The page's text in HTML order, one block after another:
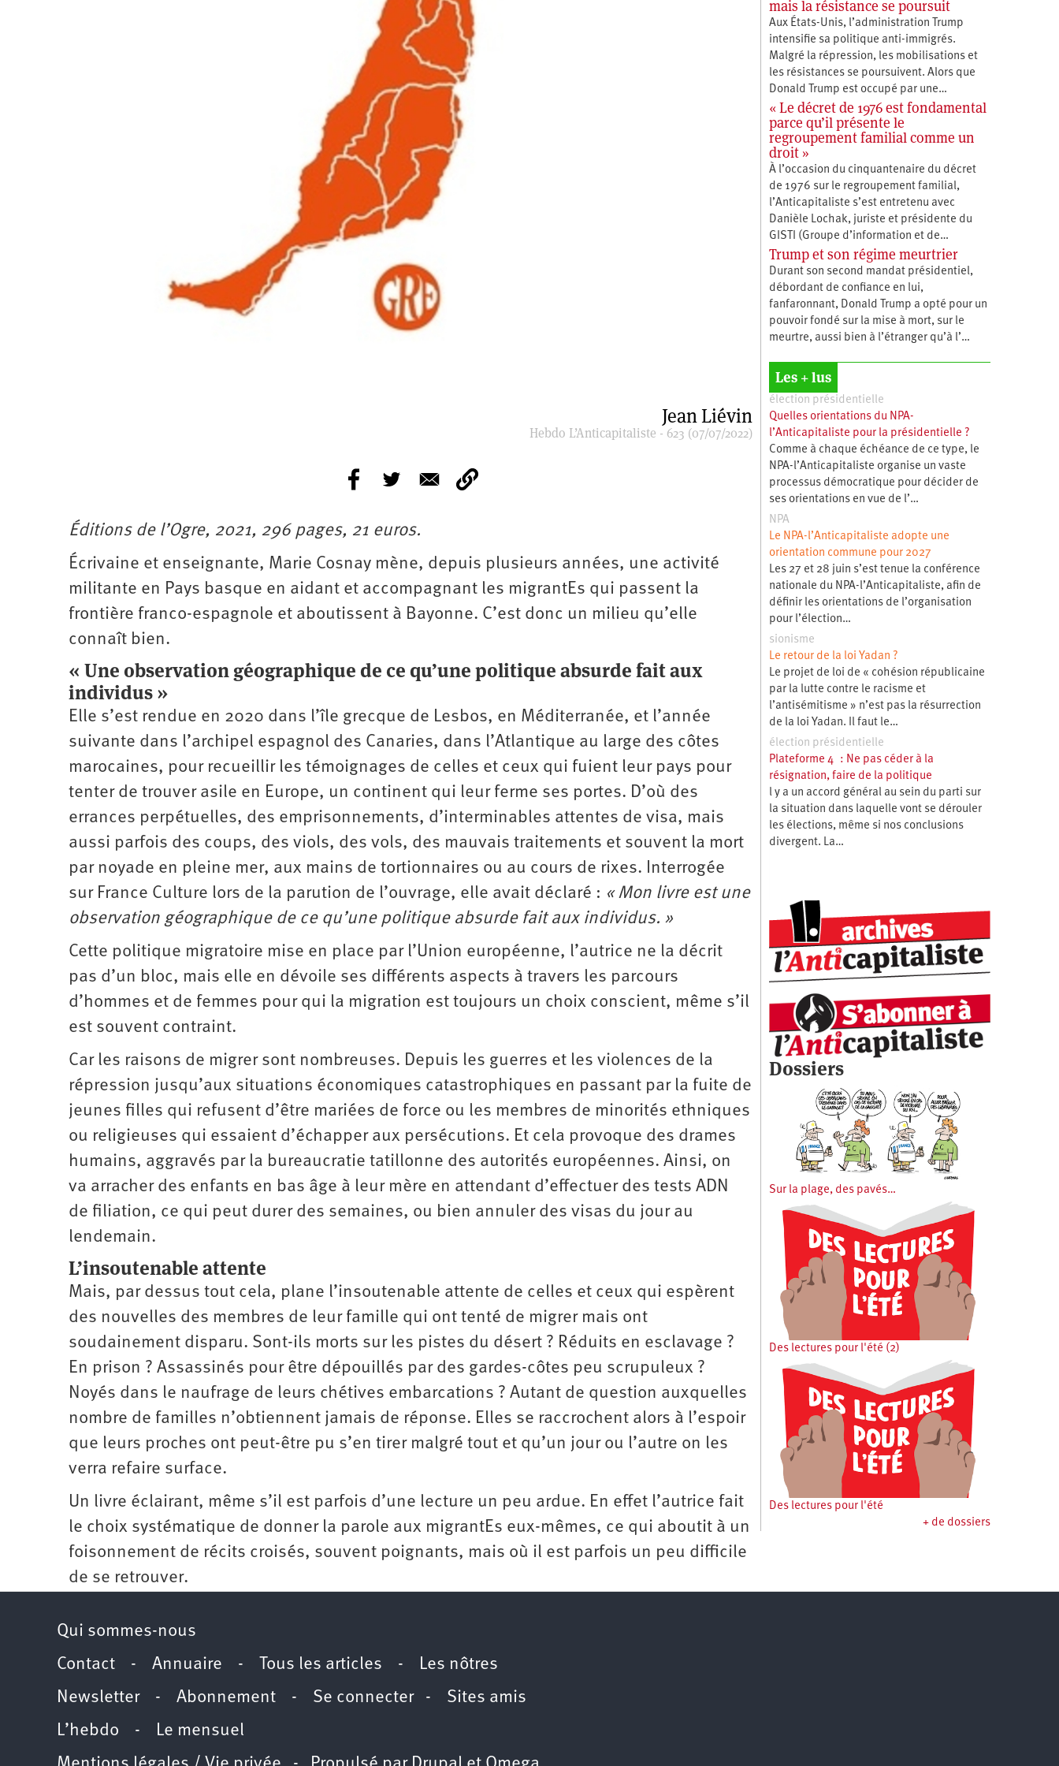
Jean Liévin
Hebdo L’Anticapitaliste - 623 (07/07/2022)
Éditions de l’Ogre, 2021, 296 pages, 21 euros.
Écrivaine et enseignante, Marie Cosnay mène, depuis plusieurs années, une activité
militante en Pays basque en aidant et accompagnant les migrantEs qui passent la
frontière franco-espagnole et aboutissent à Bayonne. C’est donc un milieu qu’elle
connaît bien.
« Une observation géographique de ce qu’une politique absurde fait aux
individus »
Elle s’est rendue en 2020 dans l’île grecque de Lesbos, en Méditerranée, et l’année
suivante dans l’archipel espagnol des Canaries, dans l’Atlantique au large des côtes
marocaines, pour recueillir les témoignages de celles et ceux qui fuient leur pays pour
tenter de trouver asile en Europe, un continent qui leur ferme ses portes. D’où des
errances perpétuelles, des emprisonnements, d’interminables attentes de visa, mais
aussi parfois des coups, des viols, des vols, des mauvais traitements et souvent la mort
par noyade en pleine mer, aux mains de tortionnaires ou au cours de rixes. Interrogée
sur France Culture lors de la parution de l’ouvrage, elle avait déclaré : « Mon livre est une
observation géographique de ce qu’une politique absurde fait aux individus. »
Cette politique migratoire mise en place par l’Union européenne, l’autrice ne la décrit
pas d’un bloc, mais elle en dévoile ses différents aspects à travers les parcours
d’hommes et de femmes pour qui la migration est toujours un choix conscient, même s’il
est souvent contraint.
Car les raisons de migrer sont nombreuses. Depuis les guerres et les violences de la
répression jusqu’aux situations économiques catastrophiques en passant par la fuite de
jeunes filles qui refusent d’être mariées de force ou les membres de minorités ethniques
ou religieuses qui essaient d’échapper aux persécutions. Et cela provoque des drames
humains, aggravés par la bureaucratie tatillonne des autorités européennes. Ainsi, on
va arracher des enfants en bas âge à leur mère en attendant d’effectuer des tests ADN
de filiation, ce qui peut durer des semaines, ou bien annuler des visas du jour au
lendemain.
L’insoutenable attente
Mais, par dessus tout cela, plane l’insoutenable attente de celles et ceux qui espèrent
des nouvelles des membres de leur famille qui ont tenté de migrer mais ont
soudainement disparu. Sont-ils morts sur les pistes du désert ? Réduits en esclavage ?
En prison ? Assassinés pour être dépouillés par des gardes-côtes peu scrupuleux ?
Noyés dans le naufrage de leurs chétives embarcations ? Autant de question auxquelles
nombre de familles n’obtiennent jamais de réponse. Elles se raccrochent alors à l’espoir
que leurs proches ont peut-être pu s’en tirer malgré tout et qu’un jour ou l’autre on les
verra refaire surface.
Un livre éclairant, même s’il est parfois d’une lecture un peu ardue. En effet l’autrice fait
le choix systématique de donner la parole aux migrantEs eux-mêmes, ce qui aboutit à un
foisonnement de récits croisés, souvent poignants, mais où il est parfois un peu difficile
de se retrouver.
mais la résistance se poursuit
Aux États-Unis, l’administration Trump
intensifie sa politique anti-immigrés.
Malgré la répression, les mobilisations et
les résistances se poursuivent. Alors que
Donald Trump est occupé par une…
« Le décret de 1976 est fondamental
parce qu’il présente le
regroupement familial comme un
droit »
À l’occasion du cinquantenaire du décret
de 1976 sur le regroupement familial,
l’Anticapitaliste s’est entretenu avec
Danièle Lochak, juriste et présidente du
GISTI (Groupe d’information et de…
Trump et son régime meurtrier
Durant son second mandat présidentiel,
débordant de confiance en lui,
fanfaronnant, Donald Trump a opté pour un
pouvoir fondé sur la mise à mort, sur le
meurtre, aussi bien à l’étranger qu’à l’…
Les + lus
élection présidentielle
Quelles orientations du NPA-
l’Anticapitaliste pour la présidentielle ?
Comme à chaque échéance de ce type, le
NPA-l’Anticapitaliste organise un vaste
processus démocratique pour décider de
ses orientations en vue de l’…
NPA
Le NPA-l’Anticapitaliste adopte une
orientation commune pour 2027
Les 27 et 28 juin s’est tenue la conférence
nationale du NPA-l’Anticapitaliste, afin de
définir les orientations de l’organisation
pour l’élection…
sionisme
Le retour de la loi Yadan ?
Le projet de loi de « cohésion républicaine
par la lutte contre le racisme et
l’antisémitisme » n’est pas la résurrection
de la loi Yadan. Il faut le…
élection présidentielle
Plateforme 4 : Ne pas céder à la
résignation, faire de la politique
l y a un accord général au sein du parti sur
la situation dans laquelle vont se dérouler
les élections, même si nos conclusions
divergent. La…
Dossiers
Sur la plage, des pavés…
Des lectures pour l'été (2)
Des lectures pour l'été
+ de dossiers
Qui sommes-nous
Contact - Annuaire - Tous les articles - Les nôtres
Newsletter- Abonnement - Se connecter- Sites amis
L’hebdo - Le mensuel